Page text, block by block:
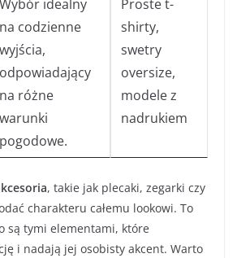
Wybór idealny
na codzienne
wyjścia,
odpowiadający
na różne
warunki
pogodowe.
Proste t-
shirty,
swetry
oversize,
modele z
nadrukiem
, takie jak plecaki, zegarki czy
charakteru całemu lookowi. To
są tymi elementami, które
i nadają jej osobisty akcent. Warto